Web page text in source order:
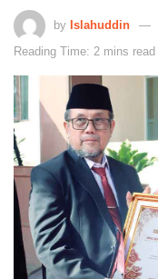
by Islahuddin
Reading Time: 2 mins read